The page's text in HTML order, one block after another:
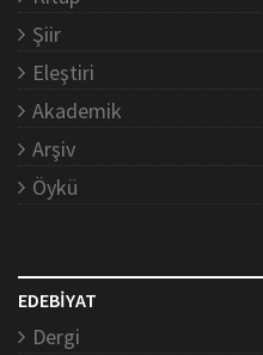
Şiir
Eleştiri
Akademik
Arşiv
Öykü
EDEBİYAT
Dergi